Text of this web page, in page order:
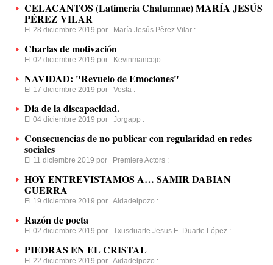
CELACANTOS (Latimeria Chalumnae) MARÍA JESÚS
PÉREZ VILAR
El 28 diciembre 2019 por María Jesús Pèrez Vilar :
Charlas de motivación
El 02 diciembre 2019 por Kevinmancojo :
NAVIDAD: "Revuelo de Emociones"
El 17 diciembre 2019 por Vesta :
Dia de la discapacidad.
El 04 diciembre 2019 por Jorgapp :
Consecuencias de no publicar con regularidad en redes
sociales
El 11 diciembre 2019 por Premiere Actors :
HOY ENTREVISTAMOS A… SAMIR DABIAN
GUERRA
El 19 diciembre 2019 por Aidadelpozo :
Razón de poeta
El 02 diciembre 2019 por Txusduarte Jesus E. Duarte López :
PIEDRAS EN EL CRISTAL
El 22 diciembre 2019 por Aidadelpozo :